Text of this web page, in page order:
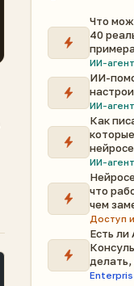
Что
40
ИИ-
ИИ-
ИИ-
Как
ИИ-
что
чем
Доступ
Есть ли
делать,